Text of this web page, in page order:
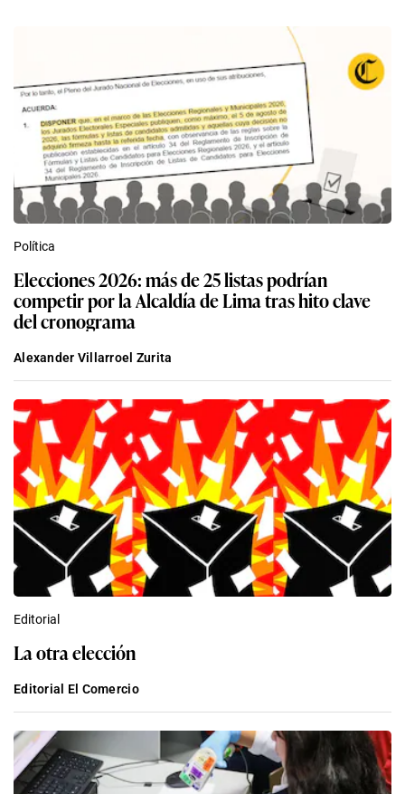
Política
Elecciones 2026: más de 25 listas podrían
competir por la Alcaldía de Lima tras hito clave
del cronograma
Alexander Villarroel Zurita
Editorial
La otra elección
Editorial El Comercio